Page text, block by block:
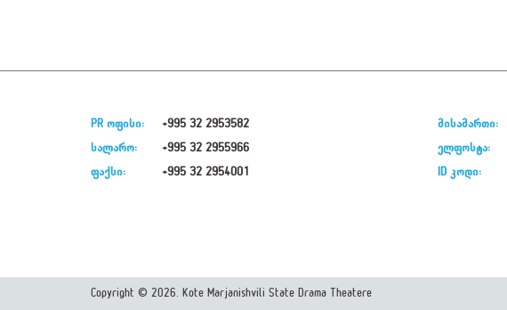
PR ოფისი:
+995 32 2953582
სალარო:
+995 32 2955966
ფაქსი:
+995 32 2954001
მისამართი:
ელფოსტა:
ID კოდი:
Copyright © 2026. Kote Marjanishvili State Drama Theatere